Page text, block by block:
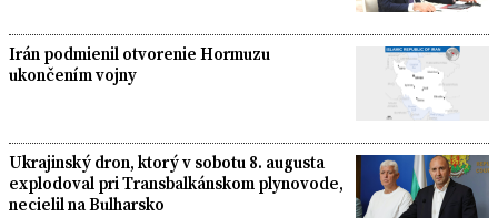
Irán podmienil otvorenie Hormuzu
ukončením vojny
Ukrajinský dron, ktorý v sobotu 8. augusta
explodoval pri Transbalkánskom plynovode,
necielil na Bulharsko